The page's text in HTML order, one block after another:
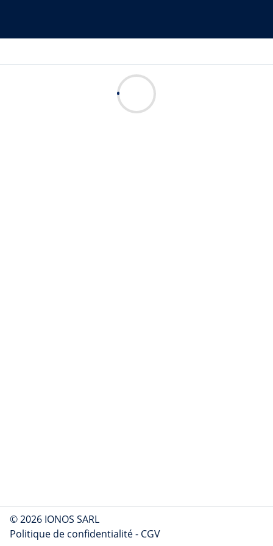
© 2026 IONOS SARL
Politique de confidentialité- CGV